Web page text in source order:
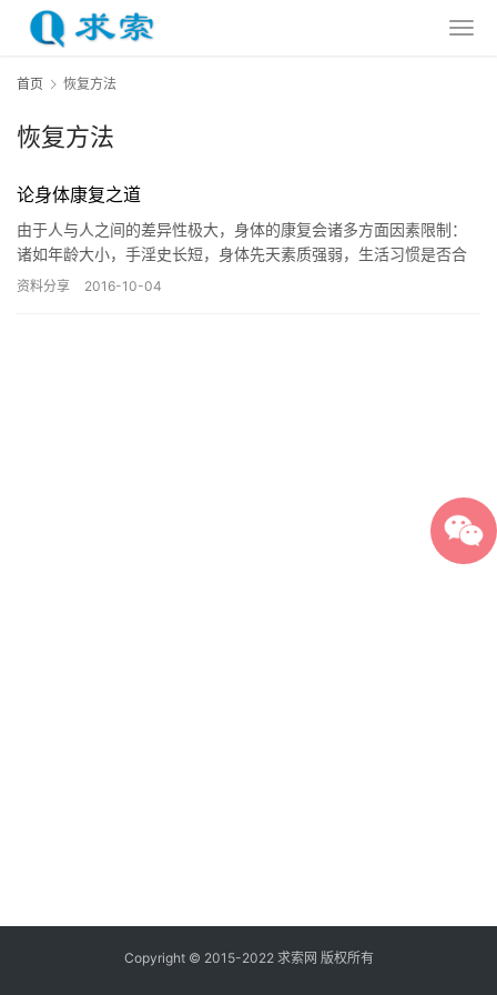
首页 恢复方法
恢复方法
论身体康复之道
由于人与人之间的差异性极大，身体的康复会诸多方面因素限制：
诸如年龄大小，手淫史长短，身体先天素质强弱，生活习惯是否合
理、工作环境制约等。这些因素会直接影响到身体恢复的快慢程度
资料分享 2016-10-04
Copyright © 2015-2022 求索网 版权所有